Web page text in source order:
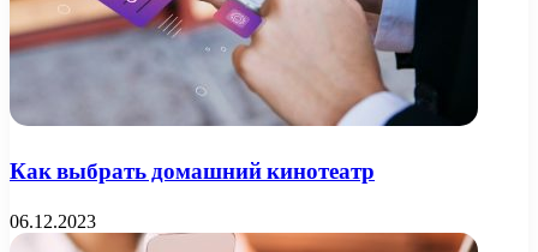
Как выбрать домашний кинотеатр
06.12.2023